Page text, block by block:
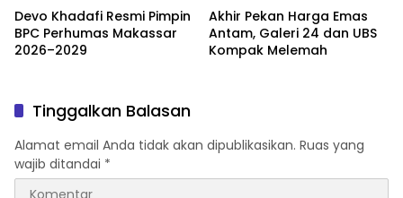
Devo Khadafi Resmi Pimpin
BPC Perhumas Makassar
2026–2029
Akhir Pekan Harga Emas
Antam, Galeri 24 dan UBS
Kompak Melemah
Tinggalkan Balasan
Alamat email Anda tidak akan dipublikasikan. Ruas yang
wajib ditandai *